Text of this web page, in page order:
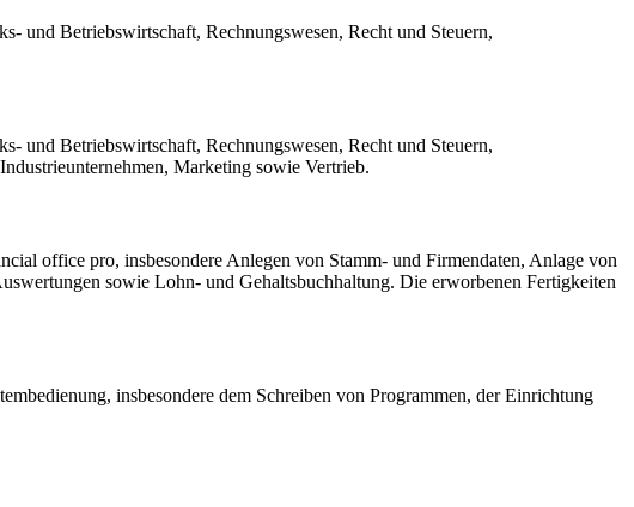
und Betriebswirtschaft, Rechnungswesen, Recht und Steuern,
und Betriebswirtschaft, Rechnungswesen, Recht und Steuern,
Marketing sowie Vertrieb.
office pro, insbesondere Anlegen von Stamm- und Firmendaten, Anlage von
sowie Lohn- und Gehaltsbuchhaltung. Die erworbenen Fertigkeiten
insbesondere dem Schreiben von Programmen, der Einrichtung